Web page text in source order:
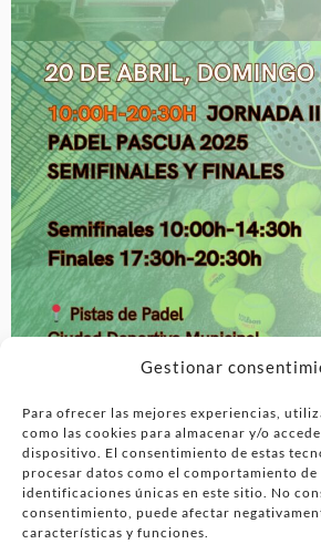
Gestionar
Para ofrecer las mejores experiencias,
como las cookies para almacenar y/o
dispositivo. El consentimiento de estas
procesar datos como el comportamiento de
identificaciones únicas en este sitio. No
consentimiento, puede afectar
características y funciones.